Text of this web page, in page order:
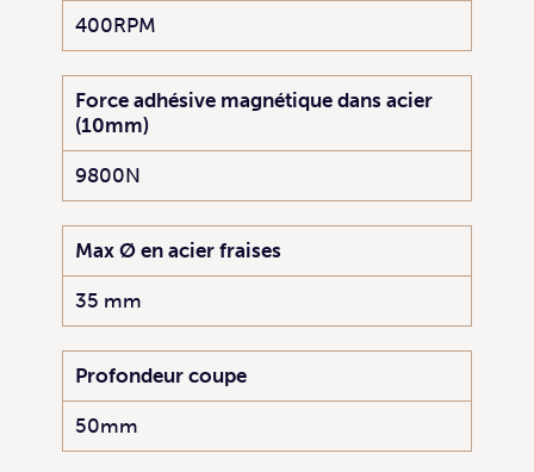
400RPM
Force adhésive magnétique dans acier
(10mm)
9800N
Max Ø en acier fraises
35 mm
Profondeur coupe
50mm